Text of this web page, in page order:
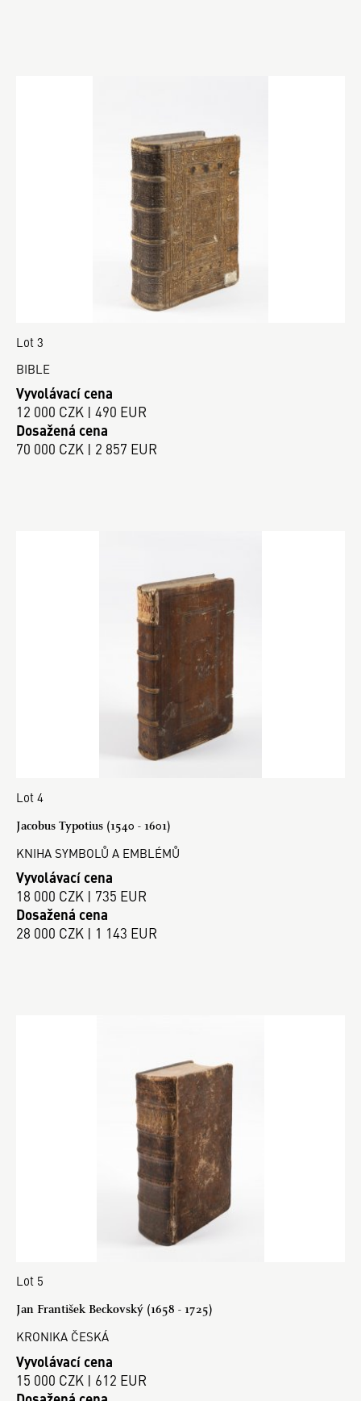
Lot 3
BIBLE
Vyvolávací cena
12 000 CZK | 490 EUR
Dosažená cena
70 000 CZK | 2 857 EUR
Lot 4
Jacobus Typotius (1540 - 1601)
KNIHA SYMBOLŮ A EMBLÉMŮ
Vyvolávací cena
18 000 CZK | 735 EUR
Dosažená cena
28 000 CZK | 1 143 EUR
Lot 5
Jan František Beckovský (1658 - 1725)
KRONIKA ČESKÁ
Vyvolávací cena
15 000 CZK | 612 EUR